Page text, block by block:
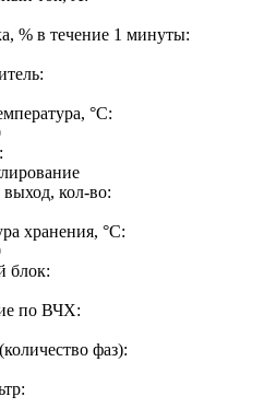
% в течение 1 минуты:
°С:
кол-во:
хранения, °С:
блок:
по ВЧХ:
фаз):